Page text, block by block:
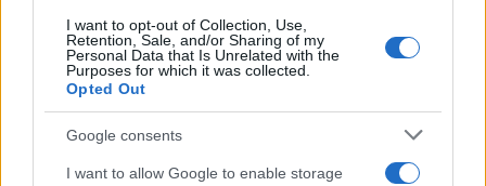
I want to opt-out of Collection, Use,
Retention, Sale, and/or Sharing of my
Personal Data that Is Unrelated with the
Purposes for which it was collected.
Opted Out
Google consents
I want to allow Google to enable storage
UK
News Hub UK
Lgbtq News